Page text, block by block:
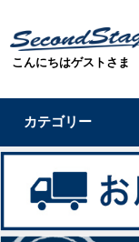
こんにちはゲストさま
カテゴリー